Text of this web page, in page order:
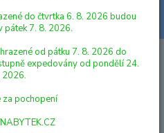
Hledat
policie kov/plast 15cm na baterie se
15cm na
se zvukem na
do čtvrtka 6. 8. 2026 budou
pátek 7. 8. 2026.
od pátku 7. 8. 2026 do
expedovány od pondělí 24.
2026.
za pochopení